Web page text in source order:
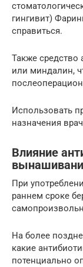
гингивит)
справиться.
Также средство
или миндалин,
Использовать
назначения
Влияние
При
раннем сроке
На более
какие
потенциально